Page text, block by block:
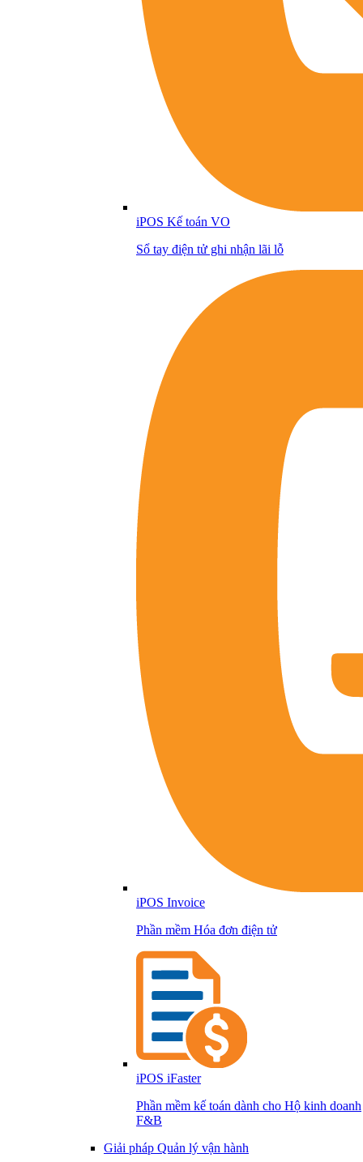
iPOS Kế toán VO
Sổ tay điện tử ghi nhận lãi lỗ
iPOS Invoice
Phần mềm Hóa đơn điện tử
iPOS iFaster
Phần mềm kế toán dành cho Hộ kinh doanh
F&B
Giải pháp Quản lý vận hành